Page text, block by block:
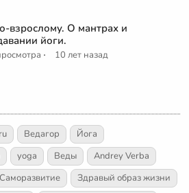
взрослому. О мантрах и
йоги.
· 10 лет назад
Ведагор
Йога
yoga Веды
Andrey Verba
Саморазвитие
Здравый образ жизни